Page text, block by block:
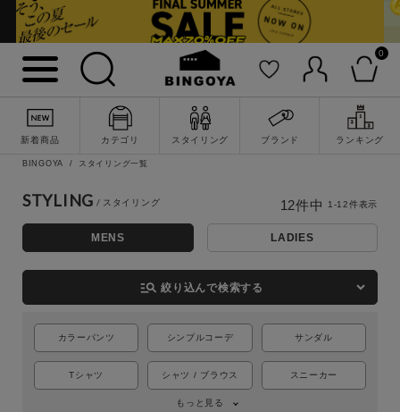
0
新着商品 カテゴリ スタイリング ブランド ランキング
BINGOYA スタイリング一覧
STYLING
MENS LADIES
manage_search 絞り込んで検索する
カラーパンツ シンプルコーデ サンダル
Tシャツ シャツ / ブラウス スニーカー
もっと見る
12件中 1-12件表示